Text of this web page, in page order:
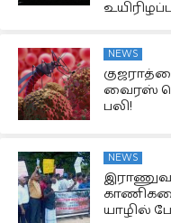
NEWS
வைரஸ்
பலி!
NEWS
யாழில்